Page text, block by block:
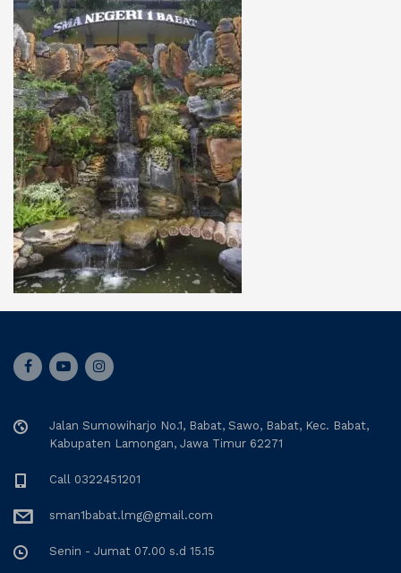
Jalan Sumowiharjo No.1, Babat, Sawo, Babat, Kec. Babat,
Kabupaten Lamongan, Jawa Timur 62271
Call 0322451201
sman1babat.lmg@gmail.com
Senin - Jumat 07.00 s.d 15.15